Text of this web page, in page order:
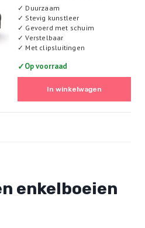
€ 51,99.
€ 39,99.
✓ Duurzaam
✓ Stevig kunstleer
✓ Gevoerd met schuim
✓ Verstelbaar
✓ Met clipsluitingen
✓Op voorraad
In winkelwagen
enkelboeien